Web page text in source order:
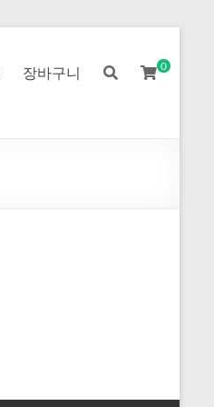
0
장바구니